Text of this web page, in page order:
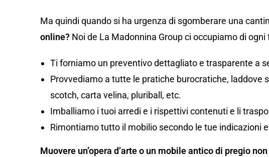
Ma quindi quando si ha urgenza di sgomberare una
online? Noi de La Madonnina Group ci occupiamo di ogni
Ti forniamo un preventivo dettagliato e trasparente a
Provvediamo a tutte le pratiche burocratiche,
scotch, carta velina, pluriball, etc.
Imballiamo i tuoi arredi e i rispettivi contenuti e li
Rimontiamo tutto il mobilio secondo le tue indicazioni
Muovere un’opera d’arte o un mobile antico di pregio